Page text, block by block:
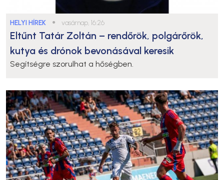
HELYI HÍREK ● vasárnap, 16:26
Eltűnt Tatár Zoltán – rendőrök, polgárőrök,
kutya és drónok bevonásával keresik
Segítségre szorulhat a hőségben.